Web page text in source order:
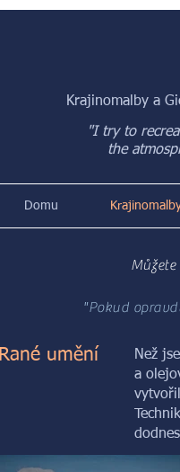
Krajinomalby a
"I try to
the
Domu
"Pokud
Rané umění
Než
a